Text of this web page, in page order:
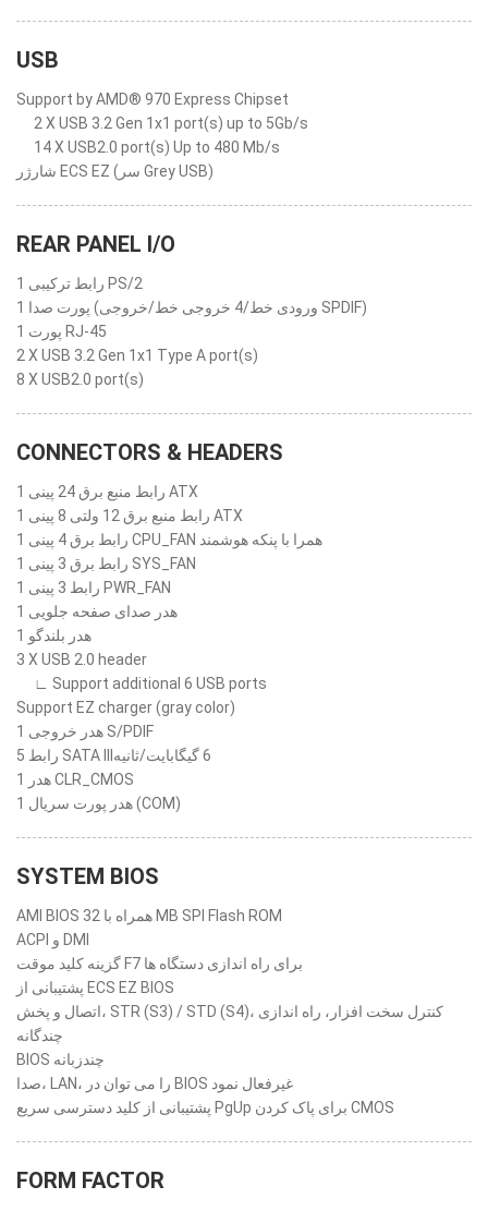
USB
Support by AMD® 970 Express Chipset
2 X USB 3.2 Gen 1x1 port(s) up to 5Gb/s
14 X USB2.0 port(s) Up to 480 Mb/s
شارژر ECS EZ (سر Grey USB)
REAR PANEL I/O
1 رابط ترکیبی PS/2
1 پورت صدا (ورودی خط/4 خروجی خط/خروجی SPDIF)
1 پورت RJ-45
2 X USB 3.2 Gen 1x1 Type A port(s)
8 X USB2.0 port(s)
CONNECTORS & HEADERS
1 رابط منبع برق 24 پینی ATX
1 رابط منبع برق 12 ولتی 8 پینی ATX
1 رابط برق 4 پینی CPU_FAN همرا با پنکه هوشمند
1 رابط برق 3 پینی SYS_FAN
1 رابط 3 پینی PWR_FAN
1 هدر صدای صفحه جلویی
1 هدر بلندگو
3 X USB 2.0 header
∟ Support additional 6 USB ports
Support EZ charger (gray color)
1 هدر خروجی S/PDIF
1 هدر CLR_CMOS
1 هدر پورت سریال (COM)
SYSTEM BIOS
AMI BIOS همراه با 32 MB SPI Flash ROM
ACPI و DMI
گزینه کلید موقت F7 برای راه اندازی دستگاه ها
پشتیبانی از ECS EZ BIOS
اتصال و پخش، ‎STR (S3) / STD (S4)‎، کنترل سخت افزار، راه اندازی
چندگانه
BIOS چندزبانه
صدا، LAN، را می توان در BIOS غیرفعال نمود
پشتیبانی از کلید دسترسی سریع PgUp برای پاک کردن CMOS
FORM FACTOR